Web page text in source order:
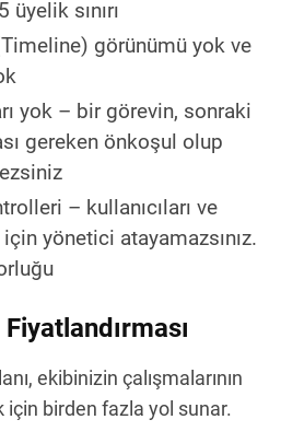
sınırı
görünümü yok ve
yok – bir görevin, sonraki
gereken önkoşul olup
– kullanıcıları ve
yönetici atayamazsınız.
ekibinizin çalışmalarının
birden fazla yol sunar.